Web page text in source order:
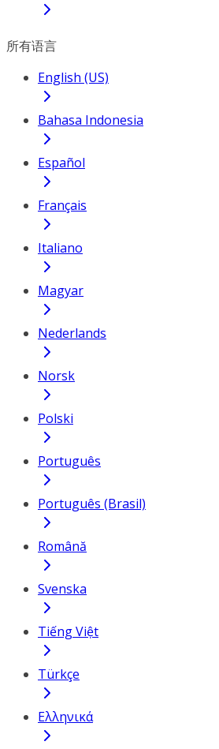
所有语言
English (US)
Bahasa Indonesia
Español
Français
Italiano
Magyar
Nederlands
Norsk
Polski
Português
Português (Brasil)
Română
Svenska
Tiếng Việt
Türkçe
Ελληνικά